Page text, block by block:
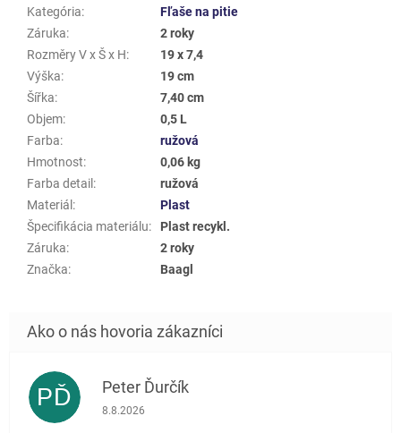
Kategória:
Fľaše na pitie
Záruka:
2 roky
Rozměry V x Š x H:
19 x 7,4
Výška:
19 cm
Šířka:
7,40 cm
Objem:
0,5 L
Farba:
ružová
Hmotnost:
0,06 kg
Farba detail :
ružová
Materiál :
Plast
Špecifikácia materiálu:
Plast recykl.
Záruka:
2 roky
Značka: Baagl
PĎ Peter Ďurčík
Hodnotenie obchodu je 5 z 5 hviezdičiek.
8.8.2026